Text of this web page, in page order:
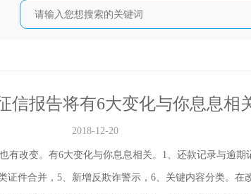
信报告将有6大变化与你息息相
2018-12-20
改变。有6大变化与你息息相关。1、还款记录与逾期
证件合并，5、新增反欺诈警示，6、关键内容分类。在